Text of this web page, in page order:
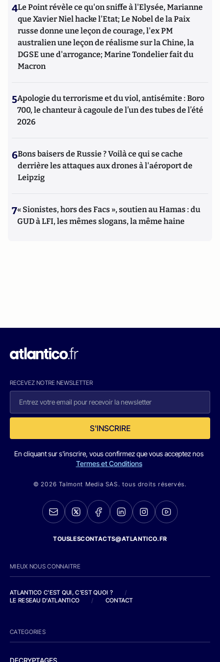
4Le Point révèle ce qu'on sniffe à l'Elysée, Marianne
que Xavier Niel hacke l'Etat; Le Nobel de la Paix
russe donne une leçon de courage, l'ex PM
australien une leçon de réalisme sur la Chine, la
DGSE une d'arrogance; Marine Tondelier fait du
Macron
5Apologie du terrorisme et du viol, antisémite : Boro
700, le chanteur à cagoule de l’un des tubes de l’été
2026
6Bons baisers de Russie ? Voilà ce qui se cache
derrière les attaques aux drones à l'aéroport de
Leipzig
7« Sionistes, hors des Facs », soutien au Hamas : du
GUD à LFI, les mêmes slogans, la même haine
RECEVEZ NOTRE NEWSLETTER
S'INSCRIRE
En cliquant sur s'inscrire, vous confirmez que vous acceptez nos
Termes et Conditions
© 2026 Talmont Media SAS. tous droits réservés.
TOUSLESCONTACTS@ATLANTICO.FR
MIEUX NOUS CONNAITRE
ATLANTICO C'EST QUI, C'EST QUOI ?
/
LE RESEAU D'ATLANTICO
/ CONTACT
CATEGORIES
DECRYPTAGES